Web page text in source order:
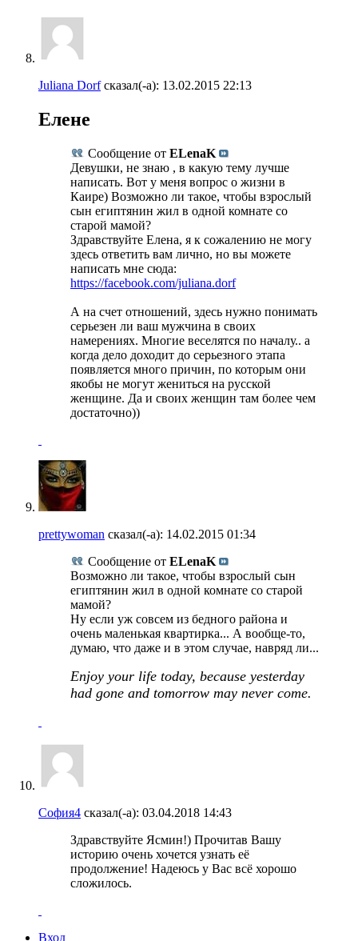
Juliana Dorfсказал(-а): 13.02.2015 22:13
Елене
Сообщение от ELenaK
Девушки, не знаю , в какую тему лучше
написать. Вот у меня вопрос о жизни в
Каире) Возможно ли такое, чтобы взрослый
сын египтянин жил в одной комнате со
старой мамой?
Здравствуйте Елена, я к сожалению не могу
здесь ответить вам лично, но вы можете
написать мне сюда:
https://facebook.com/juliana.dorf
А на счет отношений, здесь нужно понимать
серьезен ли ваш мужчина в своих
намерениях. Многие веселятся по началу.. а
когда дело доходит до серьезного этапа
появляется много причин, по которым они
якобы не могут жениться на русской
женщине. Да и своих женщин там более чем
достаточно))
prettywoman сказал(-а): 14.02.2015 01:34
Сообщение от ELenaK
Возможно ли такое, чтобы взрослый сын
египтянин жил в одной комнате со старой
мамой?
Ну если уж совсем из бедного района и
очень маленькая квартирка... А вообще-то,
думаю, что даже и в этом случае, навряд ли...
Enjoy your life today, because yesterday
had gone and tomorrow may never come.
София4 сказал(-а): 03.04.2018 14:43
Здравствуйте Ясмин!) Прочитав Вашу
историю очень хочется узнать её
продолжение! Надеюсь у Вас всё хорошо
сложилось.
Вход